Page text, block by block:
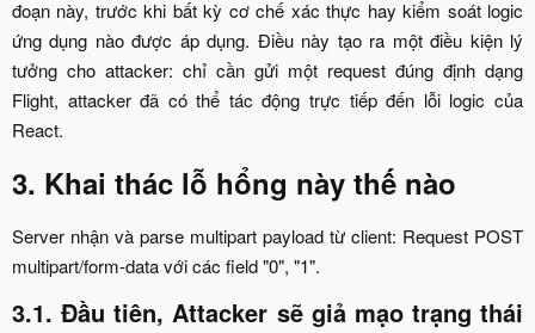
đoạn này, trước khi bất kỳ cơ chế xác thực hay kiểm soát logic
ứng dụng nào được áp dụng. Điều này tạo ra một điều kiện lý
tưởng cho attacker: chỉ cần gửi một request đúng định dạng
Flight, attacker đã có thể tác động trực tiếp đến lỗi logic của
React.​
3. Khai thác lỗ hổng này thế nào
Server nhận và parse multipart payload từ client: Request POST
multipart/form-data với các field "0", "1".​
3.1. Đầu tiên, Attacker sẽ giả mạo trạng thái